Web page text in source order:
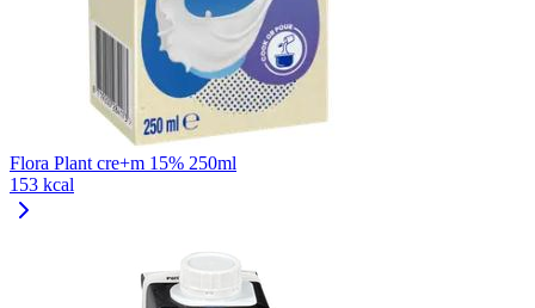
Flora Plant cre+m 15% 250ml
153 kcal